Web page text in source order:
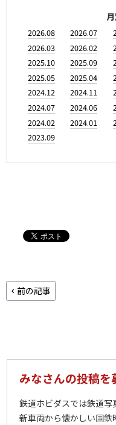
2026.08 2026.07
2026.03
2026.02
2025.10
2025.09
2025.05
2025.04
2024.12
2024.11
2024.07
2024.06
2024.02
2024.01
2023.09
前の記事
みなさんの投稿を
鉄道ホビダスでは鉄道写
新車両から懐かしい国